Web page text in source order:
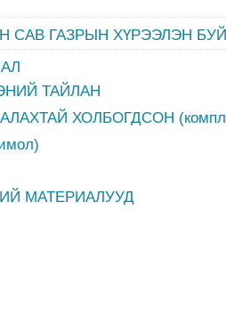
САВ ГАЗРЫН ХҮРЭЭЛЭН
ТАЙЛАН
ХОЛБОГДСОН
МАТЕРИАЛУУД